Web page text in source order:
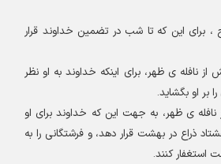
براى اين كه تا شب در تضمين خداوند قرار
نافله ى ظهر، براى اينكه خداوند به او نظر
او بگشايد.
ى ظهر، به جهت اين كه خداوند براى او
ذراع در بهشت قرار دهد، و فرشتگانى را به
استغفار كنند.